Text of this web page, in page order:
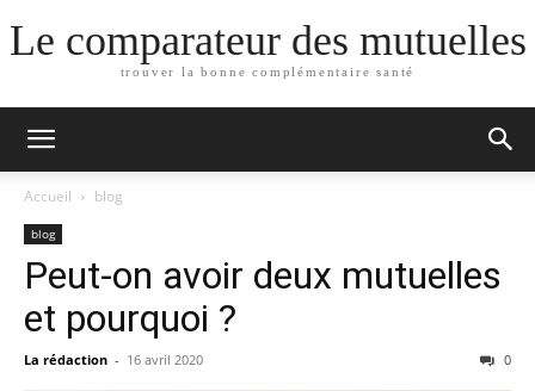
Le comparateur des mutuelles
trouver la bonne complémentaire santé
Accueil blog
blog
Peut-on avoir deux mutuelles
et pourquoi ?
La rédaction - 16 avril 2020 0